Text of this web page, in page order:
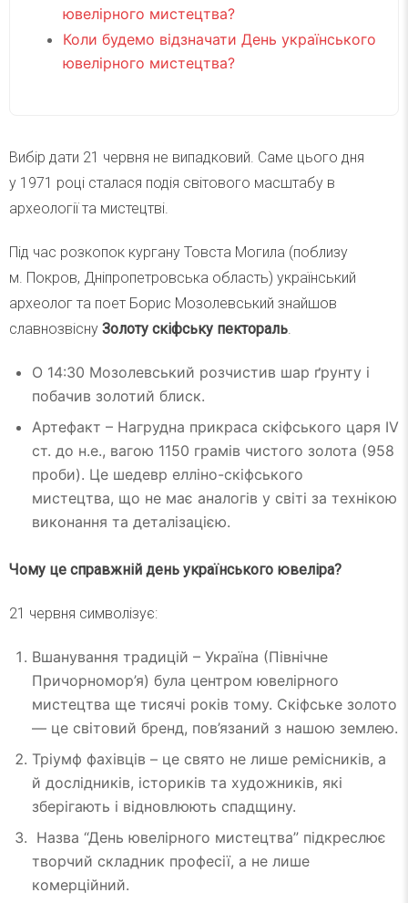
ювелірного мистецтва?
Коли будемо відзначати День українського
ювелірного мистецтва?
Вибір дати 21 червня не випадковий. Саме цього дня
у 1971 році сталася подія світового масштабу в
археології та мистецтві.
Під час розкопок кургану Товста Могила (поблизу
м. Покров, Дніпропетровська область) український
археолог та поет Борис Мозолевський знайшов
славнозвісну Золоту скіфську пектораль
О 14:30 Мозолевський розчистив шар ґрунту і
побачив золотий блиск.
Артефакт – Нагрудна прикраса скіфського царя IV
ст. до н.е., вагою 1150 грамів чистого золота (958
проби). Це шедевр елліно-скіфського
мистецтва, що не має аналогів у світі за технікою
виконання та деталізацією.
Чому це справжній день українського ювеліра?
21 червня символізує:
Вшанування традицій – Україна (Північне
Причорномор’я) була центром ювелірного
мистецтва ще тисячі років тому. Скіфське золото
— це світовий бренд, пов’язаний з нашою землею.
Тріумф фахівців – це свято не лише ремісників, а
й дослідників, істориків та художників, які
зберігають і відновлюють спадщину.
Назва “День ювелірного мистецтва” підкреслює
творчий складник професії, а не лише
комерційний.